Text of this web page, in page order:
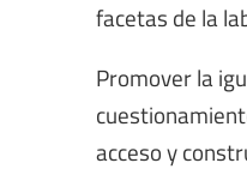
facetas de la
Promover la
acceso y